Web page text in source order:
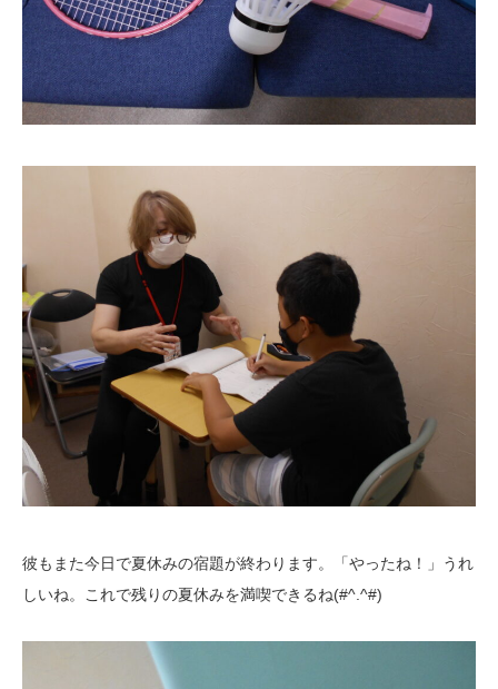
彼もまた今日で夏休みの宿題が終わります。「やったね！」うれ
しいね。これで残りの夏休みを満喫できるね(#^.^#)